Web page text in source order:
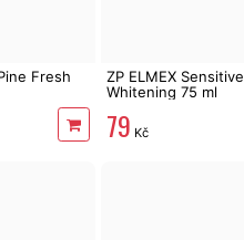
Fresh
ZP ELMEX Sensitive
Whitening 75 ml
79 Kč